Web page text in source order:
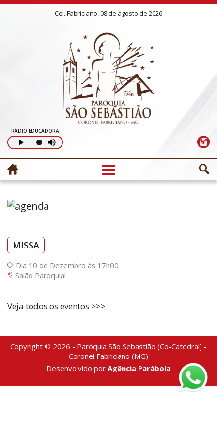
Cel. Fabriciano, 08 de agosto de 2026
RÁDIO EDUCADORA
MISSA
Dia 10 de Dezembro às 17h00
Salão Paroquial
Veja todos os eventos >>>
Copyright © 2026 - Paróquia São Sebastião (Co-Catedral) -
Coronel Fabriciano (MG)
Desenvolvido por Agência Parábola